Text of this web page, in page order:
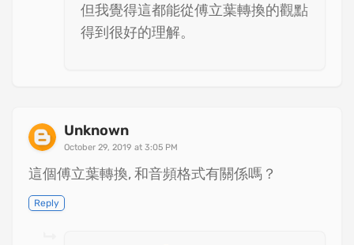
但我覺得這都能從傅立葉轉換的觀點
得到很好的理解。
Unknown
October 29, 2019 at 3:05 PM
這個傅立葉轉換, 和音頻格式有關係嗎？
Reply